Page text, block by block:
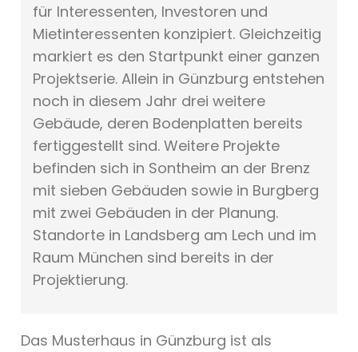
für Interessenten, Investoren und
Mietinteressenten konzipiert. Gleichzeitig
markiert es den Startpunkt einer ganzen
Projektserie. Allein in Günzburg entstehen
noch in diesem Jahr drei weitere
Gebäude, deren Bodenplatten bereits
fertiggestellt sind. Weitere Projekte
befinden sich in Sontheim an der Brenz
mit sieben Gebäuden sowie in Burgberg
mit zwei Gebäuden in der Planung.
Standorte in Landsberg am Lech und im
Raum München sind bereits in der
Projektierung.
Das Musterhaus in Günzburg ist als